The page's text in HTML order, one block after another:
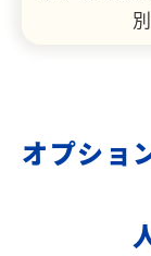
オプショ